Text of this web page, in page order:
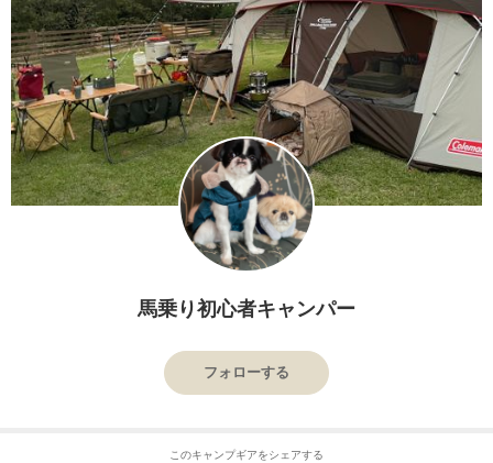
馬乗り初心者キャンパー
フォローする
このキャンプギアをシェアする